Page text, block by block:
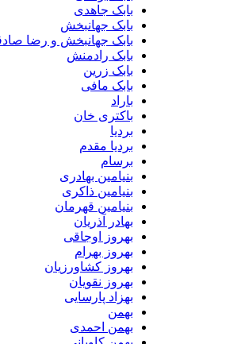
بابک جاهدی
بابک جهانبخش
بابک جهانبخش و رضا صادقی
بابک رادمنش
بابک زرین
بابک مافی
باکتری خان
بردیا مقدم
بنیامین بهادری
بنیامین ذاکری
بنیامین قهرمان
بهادر آذریان
بهروز اوجاقی
بهروز بهرام
بهروز کشاورزیان
بهروز نقویان
بهزاد پارسایی
بهمن احمدی